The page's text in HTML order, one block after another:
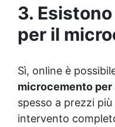
spessore) La
Glass A 2 kg +
3.
per il
Sì, online è
microcemento
spesso a prezzi
intervento